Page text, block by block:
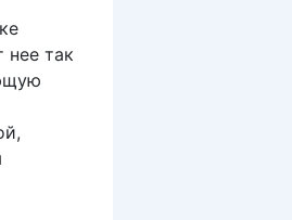
нее так